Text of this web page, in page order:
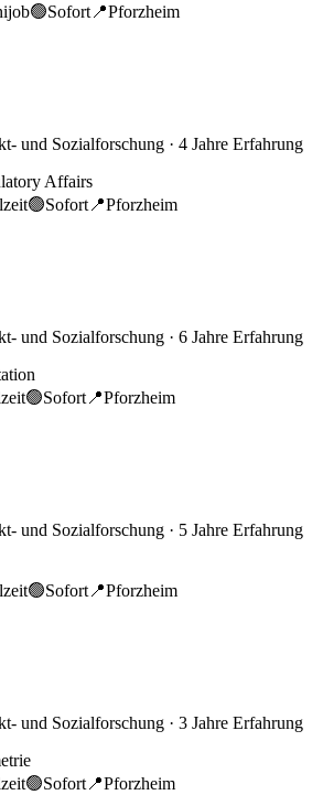
🟢Sofort 📍Pforzheim
und Sozialforschung · 4 Jahre Erfahrung
Affairs
🟢Sofort 📍Pforzheim
und Sozialforschung · 6 Jahre Erfahrung
🟢Sofort 📍Pforzheim
und Sozialforschung · 5 Jahre Erfahrung
🟢Sofort 📍Pforzheim
und Sozialforschung · 3 Jahre Erfahrung
🟢Sofort 📍Pforzheim